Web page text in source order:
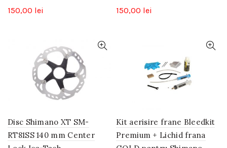
150,00 lei
150,00 lei
Disc Shimano XT SM-
RT81SS 140 mm Center
Kit aerisire frane Bleedkit
Premium + Lichid frana